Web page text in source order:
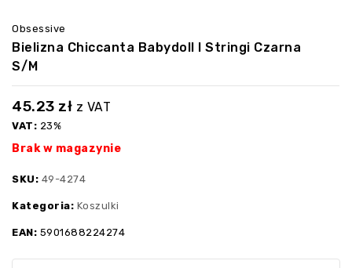
Obsessive
Bielizna Chiccanta Babydoll I Stringi Czarna
S/M
45.23 zł z VAT
VAT: 23%
Brak w magazynie
SKU: 49-4274
Kategoria: Koszulki
EAN: 5901688224274